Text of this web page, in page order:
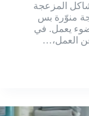
المزعجة
منوّرة بس
يعمل. في
العمل،…